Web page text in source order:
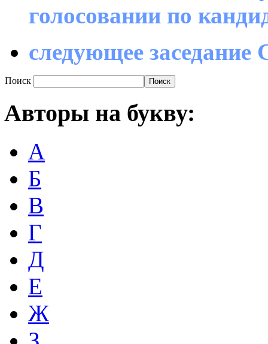
голосовании по
следующее заседание
Поиск
Авторы на букву:
А
Б
В
Г
Д
Е
Ж